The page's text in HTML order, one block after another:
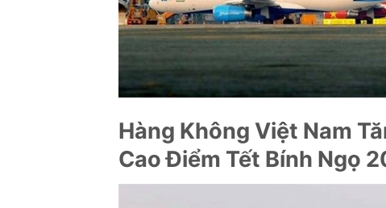
Hàng Không Việt Nam
Cao Điểm Tết Bính Ngọ